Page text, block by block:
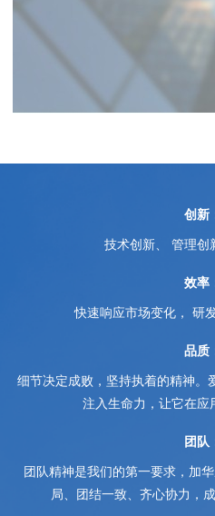
创新
技术创新、 管理创
效率
快速响应市场变化， 研
品质
细节决定成败，坚持执着的精神。
注入生命力，让它在应
团队
团队精神是我们的第一要求，加
局、团结一致、齐心协力，